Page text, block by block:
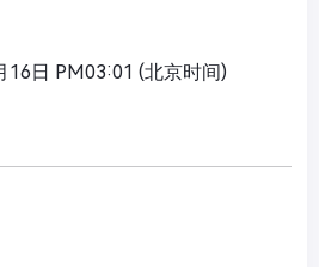
16日 PM03:01 (北京时间)